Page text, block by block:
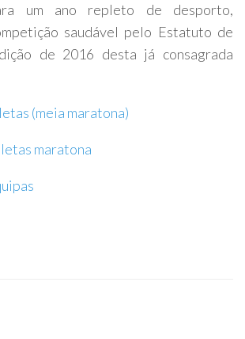
um ano repleto de desporto,
saudável pelo Estatuto de
de 2016 desta já consagrada
(meia maratona)
maratona